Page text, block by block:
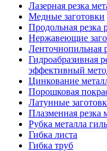
Лазерная резка
Медные заготовки
Продольная резка
Нержавеющие
Ленточнопильная
Гидроабразивная
эффективный
Цинкование
Порошковая
Латунные
Плазменная резка
Рубка металла
Гибка листа
Гибка труб